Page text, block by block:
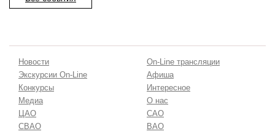
Новости
On-Line трансляции
Экскурсии On-Line
Афиша
Конкурсы
Интересное
Медиа
О нас
ЦАО
САО
СВАО
ВАО